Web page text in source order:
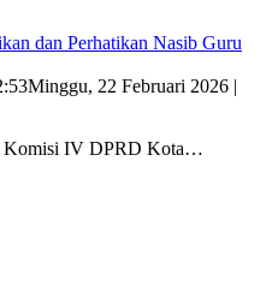
dan Perhatikan Nasib Guru
Minggu, 22 Februari 2026 |
Komisi IV DPRD Kota…